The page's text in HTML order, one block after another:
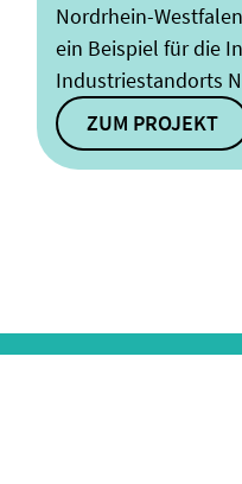
Nordrhein-
ein Beispiel für die
Industriestandorts
ZUM PROJEKT